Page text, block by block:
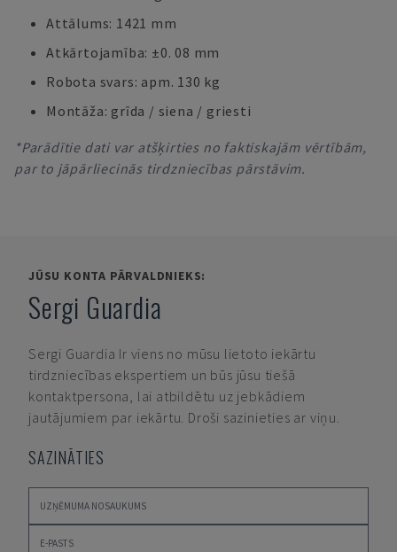
Attālums: 1421 mm
Atkārtojamība: ±0. 08 mm
Robota svars: apm. 130 kg
Montāža: grīda / siena / griesti
*Parādītie dati var atšķirties no faktiskajām vērtībām,
par to jāpārliecinās tirdzniecības pārstāvim.
JŪSU KONTA PĀRVALDNIEKS:
Sergi Guardia
Sergi Guardia Ir viens no mūsu lietoto iekārtu
tirdzniecības ekspertiem un būs jūsu tiešā
kontaktpersona, lai atbildētu uz jebkādiem
jautājumiem par iekārtu. Droši sazinieties ar viņu.
SAZINĀTIES